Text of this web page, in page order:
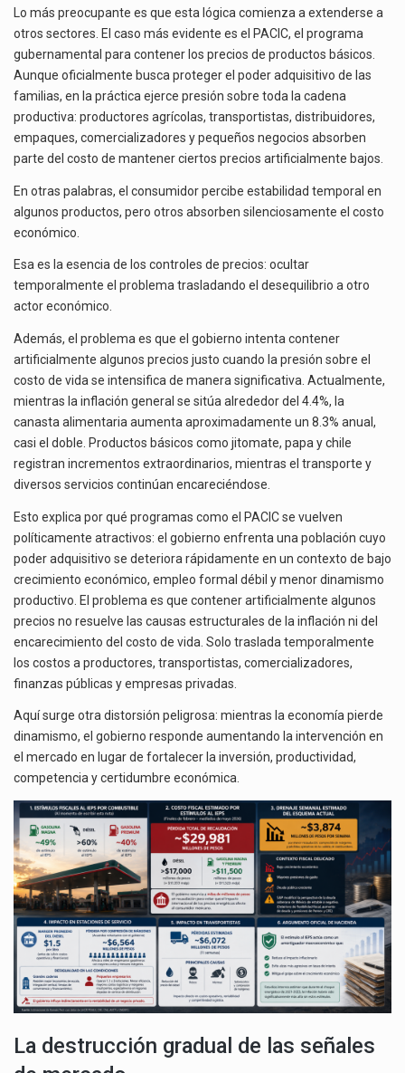
Lo más preocupante es que esta lógica comienza a extenderse a
otros sectores. El caso más evidente es el PACIC, el programa
gubernamental para contener los precios de productos básicos.
Aunque oficialmente busca proteger el poder adquisitivo de las
familias, en la práctica ejerce presión sobre toda la cadena
productiva: productores agrícolas, transportistas, distribuidores,
empaques, comercializadores y pequeños negocios absorben
parte del costo de mantener ciertos precios artificialmente bajos.
En otras palabras, el consumidor percibe estabilidad temporal en
algunos productos, pero otros absorben silenciosamente el costo
económico.
Esa es la esencia de los controles de precios: ocultar
temporalmente el problema trasladando el desequilibrio a otro
actor económico.
Además, el problema es que el gobierno intenta contener
artificialmente algunos precios justo cuando la presión sobre el
costo de vida se intensifica de manera significativa. Actualmente,
mientras la inflación general se sitúa alrededor del 4.4%, la
canasta alimentaria aumenta aproximadamente un 8.3% anual,
casi el doble. Productos básicos como jitomate, papa y chile
registran incrementos extraordinarios, mientras el transporte y
diversos servicios continúan encareciéndose.
Esto explica por qué programas como el PACIC se vuelven
políticamente atractivos: el gobierno enfrenta una población cuyo
poder adquisitivo se deteriora rápidamente en un contexto de bajo
crecimiento económico, empleo formal débil y menor dinamismo
productivo. El problema es que contener artificialmente algunos
precios no resuelve las causas estructurales de la inflación ni del
encarecimiento del costo de vida. Solo traslada temporalmente
los costos a productores, transportistas, comercializadores,
finanzas públicas y empresas privadas.
Aquí surge otra distorsión peligrosa: mientras la economía pierde
dinamismo, el gobierno responde aumentando la intervención en
el mercado en lugar de fortalecer la inversión, productividad,
competencia y certidumbre económica.
La destrucción gradual de las señales